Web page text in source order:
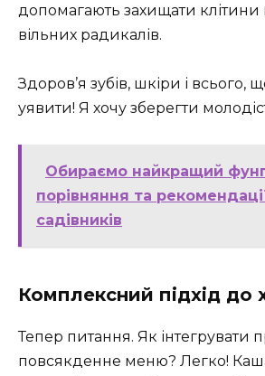
допомагають захищати клітини
вільних радикалів.
Здоров’я зубів, шкіри і всього,
уявити! Я хочу зберегти
Обираємо найкращий
порівняння та
садівників
Комплексний підхід до
Тепер питання. Як інтегрувати
повсякденне меню? Легко!